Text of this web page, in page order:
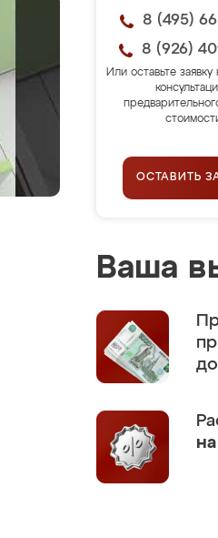
8 (495)
8 (926)
Или оставьте заявку
ОСТАВИТЬ
Ваша